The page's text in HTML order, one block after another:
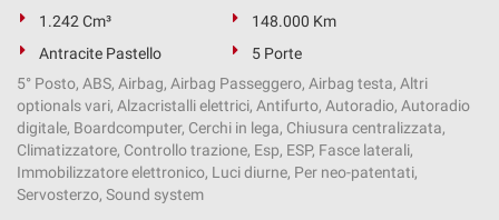
1.242 Cm³
148.000 Km
Antracite Pastello
5 Porte
5° Posto, ABS, Airbag, Airbag Passeggero, Airbag testa, Altri
optionals vari, Alzacristalli elettrici, Antifurto, Autoradio, Autoradio
digitale, Boardcomputer, Cerchi in lega, Chiusura centralizzata,
Climatizzatore, Controllo trazione, Esp, ESP, Fasce laterali,
Immobilizzatore elettronico, Luci diurne, Per neo-patentati,
Servosterzo, Sound system